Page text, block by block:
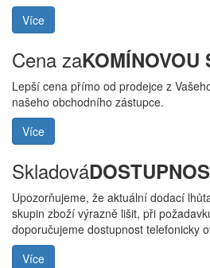
Více
Cena zaKOMÍNOVOU
Lepší cena přímo od prodejce z
našeho obchodního zástupce.
Více
Skladová
Upozorňujeme, že aktuální dodací
skupin zboží výrazně lišit, při
doporučujeme dostupnost telefonicky
Více